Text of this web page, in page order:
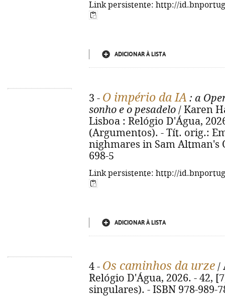
Link persistente: http://
ADICIONAR À LISTA
3 - O império da IA : a
sonho e o pesadelo / Karen
Lisboa : Relógio D'Água,
(Argumentos). - Tít. orig.:
nighmares in Sam Altman's
698-5
Link persistente: http://
ADICIONAR À LISTA
4 - Os caminhos da urze /
Relógio D'Água, 2026. - 42,
singulares). - ISBN 978-989-